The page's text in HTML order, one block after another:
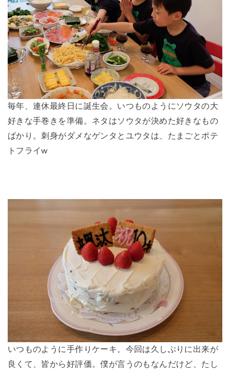
毎年、連休最終日に誕生会。いつものようにソウタの大
好きな手巻きを準備。ネタはソウタが決めた好きなもの
ばかり。刺身がダメなゲンタとユウタは、たまごとポテ
トフライw
いつものように手作りケーキ。今回は久しぶりに出来が
良くて、皆から好評価。僕が言うのもなんだけど、たし